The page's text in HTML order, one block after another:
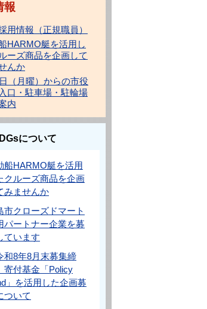
報
用情報（正規職員）
HARMO艇を活用し
ーズ商品を企画して
んか
（月曜）からの市役
口・駐車場・駐輪場
内
について
船HARMO艇を活用
クルーズ商品を企画
みませんか
市クローズドマート
パートナー企業を募
ています
和8年8月末募集締
寄付基金「Policy
」を活用した企画募
ついて